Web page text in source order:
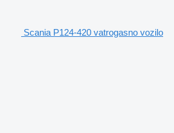
Scania P124-420 vatrogasno vozilo